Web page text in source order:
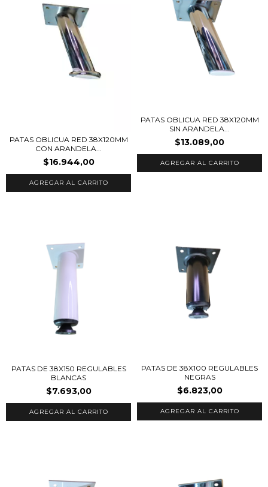
PATAS OBLICUA RED 38X120MM
CON ARANDELA...
$16.944,00
PATAS OBLICUA RED 38X120MM
SIN ARANDELA...
$13.089,00
PATAS DE 38X150 REGULABLES
BLANCAS
$7.693,00
PATAS DE 38X100 REGULABLES
NEGRAS
$6.823,00